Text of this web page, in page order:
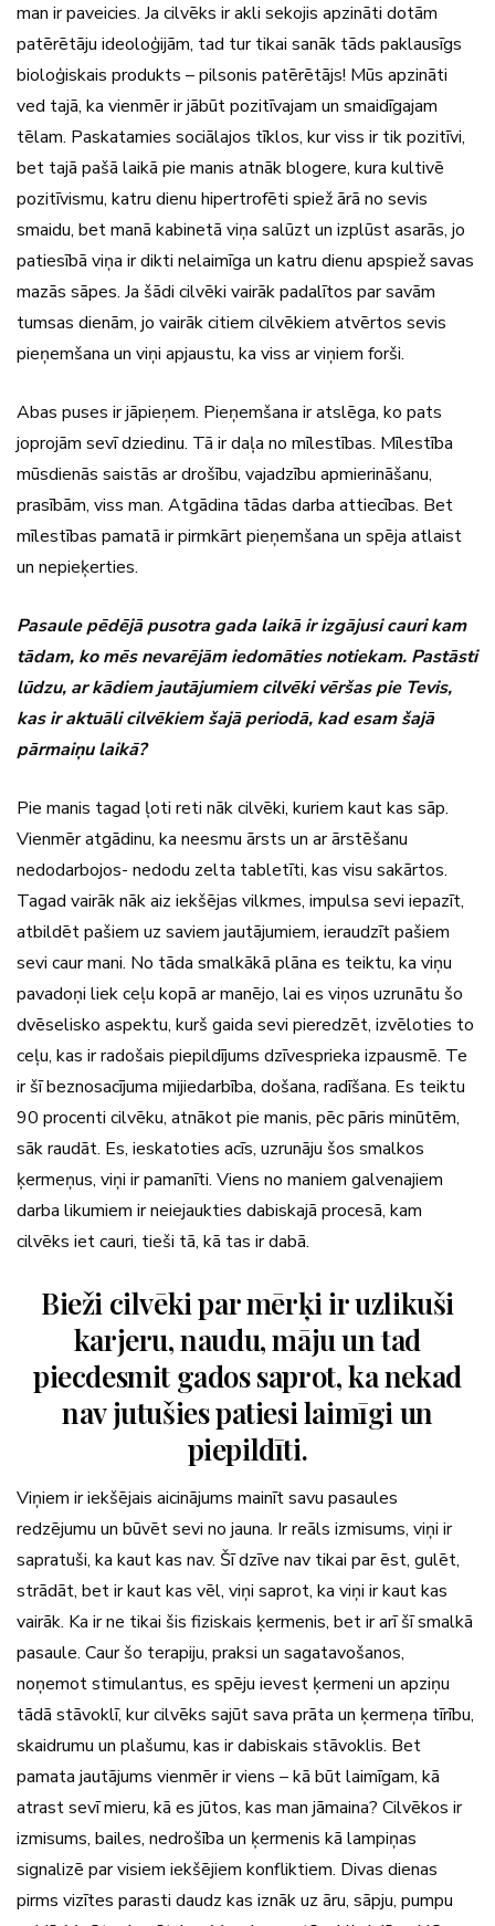
man ir paveicies. Ja cilvēks ir akli sekojis apzināti dotām
patērētāju ideoloģijām, tad tur tikai sanāk tāds paklausīgs
bioloģiskais produkts – pilsonis patērētājs! Mūs apzināti
ved tajā, ka vienmēr ir jābūt pozitīvajam un smaidīgajam
tēlam. Paskatamies sociālajos tīklos, kur viss ir tik pozitīvi,
bet tajā pašā laikā pie manis atnāk blogere, kura kultivē
pozitīvismu, katru dienu hipertrofēti spiež ārā no sevis
smaidu, bet manā kabinetā viņa salūzt un izplūst asarās, jo
patiesībā viņa ir dikti nelaimīga un katru dienu apspiež savas
mazās sāpes. Ja šādi cilvēki vairāk padalītos par savām
tumsas dienām, jo vairāk citiem cilvēkiem atvērtos sevis
pieņemšana un viņi apjaustu, ka viss ar viņiem forši.
Abas puses ir jāpieņem. Pieņemšana ir atslēga, ko pats
joprojām sevī dziedinu. Tā ir daļa no mīlestības. Mīlestība
mūsdienās saistās ar drošību, vajadzību apmierināšanu,
prasībām, viss man. Atgādina tādas darba attiecības. Bet
mīlestības pamatā ir pirmkārt pieņemšana un spēja atlaist
un nepieķerties.
Pasaule pēdējā pusotra gada laikā ir izgājusi cauri kam
tādam, ko mēs nevarējām iedomāties notiekam. Pastāsti
lūdzu, ar kādiem jautājumiem cilvēki vēršas pie Tevis,
kas ir aktuāli cilvēkiem šajā periodā, kad esam šajā
pārmaiņu laikā?
Pie manis tagad ļoti reti nāk cilvēki, kuriem kaut kas sāp.
Vienmēr atgādinu, ka neesmu ārsts un ar ārstēšanu
nedodarbojos- nedodu zelta tabletīti, kas visu sakārtos.
Tagad vairāk nāk aiz iekšējas vilkmes, impulsa sevi iepazīt,
atbildēt pašiem uz saviem jautājumiem, ieraudzīt pašiem
sevi caur mani. No tāda smalkākā plāna es teiktu, ka viņu
pavadoņi liek ceļu kopā ar manējo, lai es viņos uzrunātu šo
dvēselisko aspektu, kurš gaida sevi pieredzēt, izvēloties to
ceļu, kas ir radošais piepildījums dzīvesprieka izpausmē. Te
ir šī beznosacījuma mijiedarbība, došana, radīšana. Es teiktu
90 procenti cilvēku, atnākot pie manis, pēc pāris minūtēm,
sāk raudāt. Es, ieskatoties acīs, uzrunāju šos smalkos
ķermeņus, viņi ir pamanīti. Viens no maniem galvenajiem
darba likumiem ir neiejaukties dabiskajā procesā, kam
cilvēks iet cauri, tieši tā, kā tas ir dabā.
Bieži cilvēki par mērķi ir uzlikuši
karjeru, naudu, māju un tad
piecdesmit gados saprot, ka nekad
nav jutušies patiesi laimīgi un
piepildīti.
Viņiem ir iekšējais aicinājums mainīt savu pasaules
redzējumu un būvēt sevi no jauna. Ir reāls izmisums, viņi ir
sapratuši, ka kaut kas nav. Šī dzīve nav tikai par ēst, gulēt,
strādāt, bet ir kaut kas vēl, viņi saprot, ka viņi ir kaut kas
vairāk. Ka ir ne tikai šis fiziskais ķermenis, bet ir arī šī smalkā
pasaule. Caur šo terapiju, praksi un sagatavošanos,
noņemot stimulantus, es spēju ievest ķermeni un apziņu
tādā stāvoklī, kur cilvēks sajūt sava prāta un ķermeņa tīrību,
skaidrumu un plašumu, kas ir dabiskais stāvoklis. Bet
pamata jautājums vienmēr ir viens – kā būt laimīgam, kā
atrast sevī mieru, kā es jūtos, kas man jāmaina? Cilvēkos ir
izmisums, bailes, nedrošība un ķermenis kā lampiņas
signalizē par visiem iekšējiem konfliktiem. Divas dienas
pirms vizītes parasti daudz kas iznāk uz āru, sāpju, pumpu